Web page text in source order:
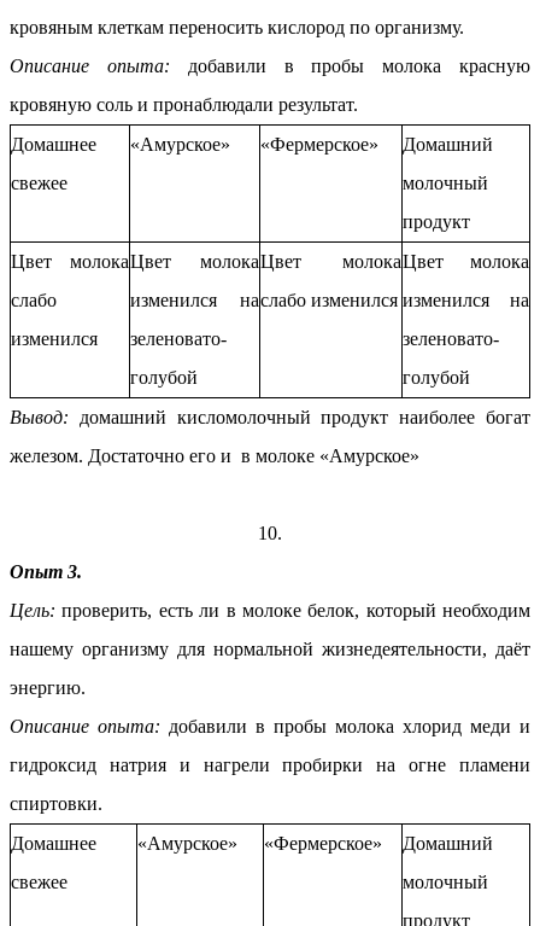
кровяным клеткам переносить кислород по организму.
Описание опыта: добавили в пробы молока красную
кровяную соль и пронаблюдали результат.
Домашнее
свежее
«Амурское» «Фермерское»
Домашний
молочный
продукт
Цвет молока
слабо
изменился
Цвет молока
изменился на
зеленовато-
голубой
Цвет молока
слабо изменился
Цвет молока
изменился на
зеленовато-
голубой
Вывод: домашний кисломолочный продукт наиболее богат
железом. Достаточно его и в молоке «Амурское»
10.
Опыт 3.
Цель: проверить, есть ли в молоке белок, который необходим
нашему организму для нормальной жизнедеятельности, даёт
энергию.
Описание опыта: добавили в пробы молока хлорид меди и
гидроксид натрия и нагрели пробирки на огне пламени
спиртовки.
Домашнее
свежее
«Амурское» «Фермерское»
Домашний
молочный
продукт